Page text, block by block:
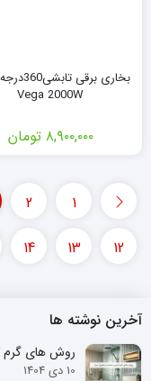
Vega 2000W
۸,۹۰۰,۰۰۰ تومان
1
2
12
13
14
آخرین نوشته ها
روش های گرم
10 دی 1404